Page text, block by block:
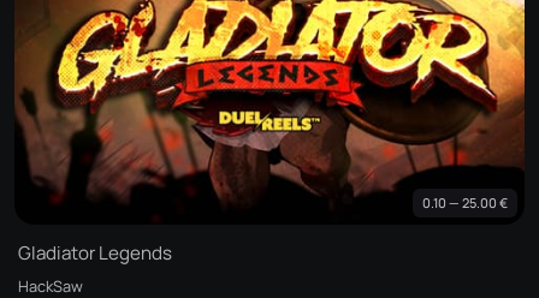
0.10 — 25.00 €
Gladiator Legends
HackSaw